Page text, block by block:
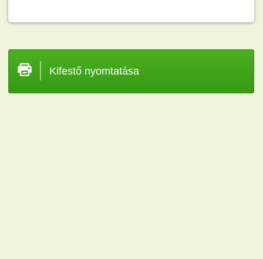
Kifestő nyomtatása